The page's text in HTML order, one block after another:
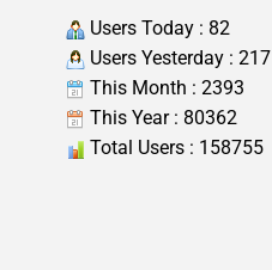
Users Today : 82
Users Yesterday : 217
This Month : 2393
This Year : 80362
Total Users : 158755